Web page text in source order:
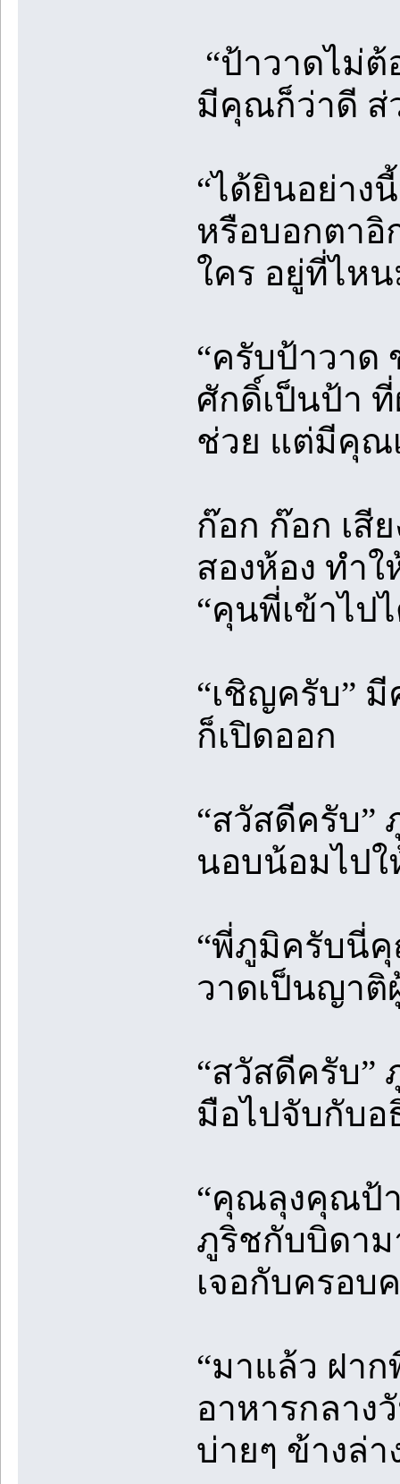
“ป้าวาดไม่ต้
มีคุณก็ว่าดี ส่
“ได้ยินอย่าง
หรือบอกตาอิ
ใคร อยู่ที่ไห
“ครับป้าวา
ศักดิ์เป็นป้า
ช่วย แต่มีคุณ
ก๊อก ก๊อก เสี
สองห้อง ทำ
“คุนพี่เข้าไป
“เชิญครับ”
ก็เปิดออก
“สวัสดีครับ”
นอบน้อมไปใ
“พี่ภูมิครับนี่
วาดเป็นญาติ
“สวัสดีครับ”
มือไปจับกับอ
“คุณลุงคุณป้
ภูริชกับบิดาม
เจอกับครอบ
“มาแล้ว ฝา
อาหารกลาง
บ่ายๆ ข้างล่า